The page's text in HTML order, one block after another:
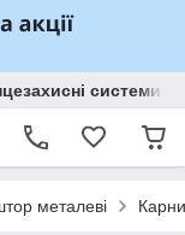
металеві